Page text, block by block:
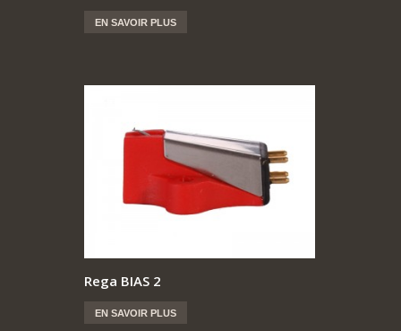
EN SAVOIR PLUS
Rega BIAS 2
EN SAVOIR PLUS